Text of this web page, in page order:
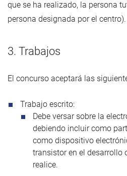
que se ha realizado, la persona
persona designada por el centro).
3. Trabajos
El concurso aceptará las
Trabajo escrito:
Debe versar sobre la
debiendo incluir como
como dispositivo
transistor en el desarrollo
realice.